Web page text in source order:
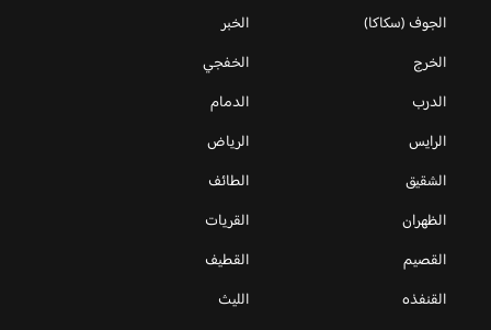
الجوف (سكاكا)
الخبر
الخرج
الخفجي
الدرب
الدمام
الرايس
الرياض
الشقيق
الطائف
الظهران
القريات
القصيم
القطيف
القنفذه
الليث